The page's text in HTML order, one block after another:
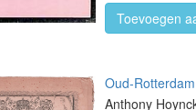
Toevoegen
Oud-
Anthony